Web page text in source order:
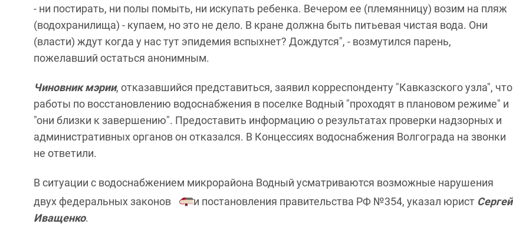
- ни постирать, ни полы помыть, ни искупать ребенка. Вечером ее (племянницу) возим на пляж
(водохранилища) - купаем, но это не дело. В кране должна быть питьевая чистая вода. Они
(власти) ждут когда у нас тут эпидемия вспыхнет? Дождутся", - возмутился парень,
пожелавший остаться анонимным.
Чиновник мэрии, отказавшийся представиться, заявил корреспонденту "Кавказского узла", что
работы по восстановлению водоснабжения в поселке Водный "проходят в плановом режиме" и
"они близки к завершению". Предоставить информацию о результатах проверки надзорных и
административных органов он отказался. В Концессиях водоснабжения Волгограда на звонки
не ответили.
В ситуации с водоснабжением микрорайона Водный усматриваются возможные нарушения
двух федеральных законов
и постановления правительства РФ №354, указал юрист Сергей
Иващенко.